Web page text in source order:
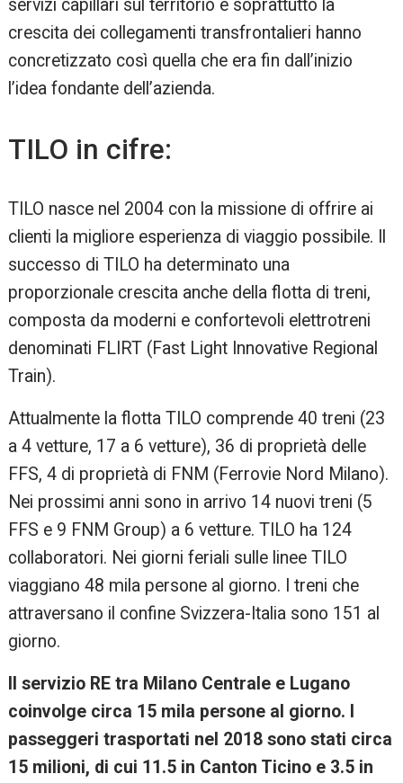
servizi capillari sul territorio e soprattutto la
crescita dei collegamenti transfrontalieri hanno
concretizzato così quella che era fin dall’inizio
l’idea fondante dell’azienda.
TILO in cifre:
TILO nasce nel 2004 con la missione di offrire ai
clienti la migliore esperienza di viaggio possibile. Il
successo di TILO ha determinato una
proporzionale crescita anche della flotta di treni,
composta da moderni e confortevoli elettrotreni
denominati FLIRT (Fast Light Innovative Regional
Train).
Attualmente la flotta TILO comprende 40 treni (23
a 4 vetture, 17 a 6 vetture), 36 di proprietà delle
FFS, 4 di proprietà di FNM (Ferrovie Nord Milano).
Nei prossimi anni sono in arrivo 14 nuovi treni (5
FFS e 9 FNM Group) a 6 vetture. TILO ha 124
collaboratori. Nei giorni feriali sulle linee TILO
viaggiano 48 mila persone al giorno. I treni che
attraversano il confine Svizzera-Italia sono 151 al
giorno.
Il servizio RE tra Milano Centrale e Lugano
coinvolge circa 15 mila persone al giorno. I
passeggeri trasportati nel 2018 sono stati circa
15 milioni, di cui 11.5 in Canton Ticino e 3.5 in